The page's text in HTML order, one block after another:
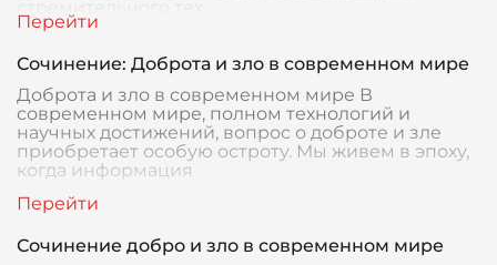
Сочинение: Доброта и зло в современном мире
Доброта и зло в современном мире В
современном мире, полном технологий и
научных достижений, вопрос о доброте и зле
приобретает особую остроту. Мы живем в эпоху,
когда информация
Сочинение добро и зло в современном мире